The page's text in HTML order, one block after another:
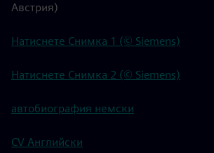
Австрия)
Натиснете Снимка 1 (© Siemens)
Натиснете Снимка 2 (© Siemens)
автобиография немски
CV Английски